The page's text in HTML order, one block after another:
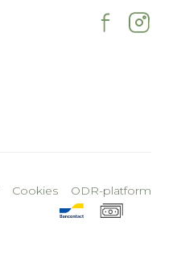
Cookies ODR-platform